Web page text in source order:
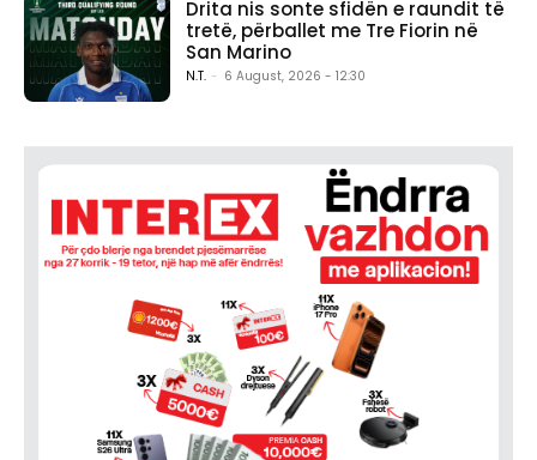
Drita nis sonte sfidën e raundit të
tretë, përballet me Tre Fiorin në
San Marino
N.T. - 6 August, 2026 - 12:30